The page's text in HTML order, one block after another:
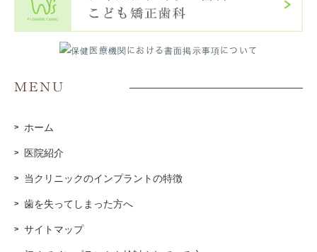
MENU
ホーム
医院紹介
当クリニックのインプラントの特徴
歯を失ってしまった方へ
サイトマップ